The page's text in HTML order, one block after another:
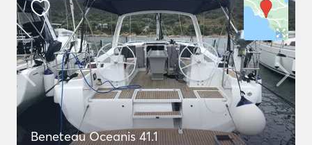
Beneteau Oceanis 41.1